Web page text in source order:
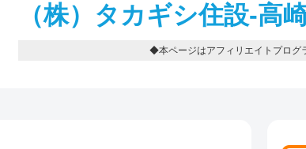
（株）タカギシ住設-高
◆本ページはアフィリエイトプログ